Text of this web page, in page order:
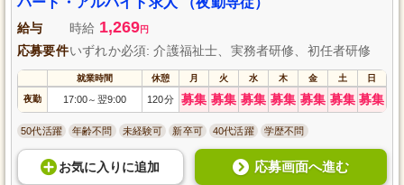
給与 時給 1,269円
応募要件いずれか必須: 介護福祉士、実務者研修、初任者研修
就業時間 休憩 月 火 水 木 金 土 日
夜勤 17:00～ 翌9:00 120分 募集 募集 募集 募集 募集 募集 募集
50代活躍 年齢不問 未経験可 新卒可 40代活躍 学歴不問
お気に入り に追加 応募画面へ進む